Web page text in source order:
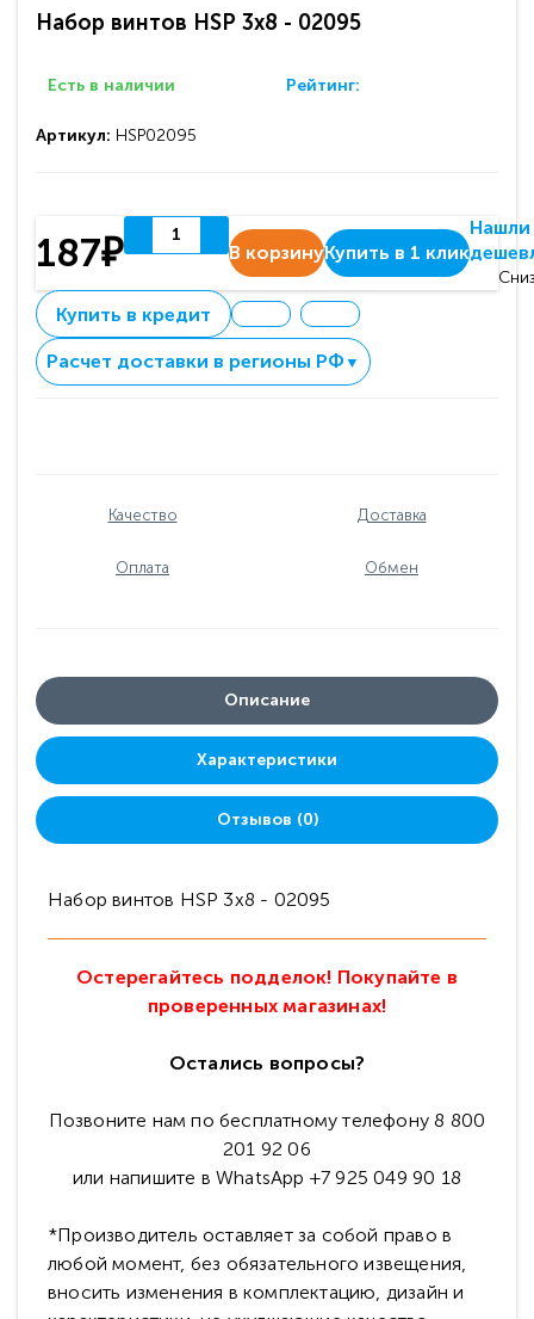
Набор винтов HSP 3x8 - 02095
Есть в наличии Рейтинг:
Артикул: HSP02095
187₽ В корзинуКупить в 1 клик
Нашли
Купить в кредит
Расчет доставки в регионы РФ ▼
Качество Доставка
Оплата Обмен
Описание
Характеристики
Отзывов (0)
Набор винтов HSP 3x8 - 02095
Остерегайтесь подделок! Покупайте в
проверенных магазинах!
Остались вопросы?
Позвоните нам по бесплатному телефону 8 800
201 92 06
или напишите в WhatsApp +7 925 049 90 18
*Производитель оставляет за собой право в
любой момент, без обязательного извещения,
вносить изменения в комплектацию, дизайн и